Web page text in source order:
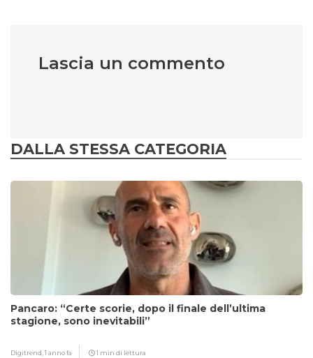
Lascia un commento
DALLA STESSA CATEGORIA
Pancaro: “Certe scorie, dopo il finale dell’ultima
stagione, sono inevitabili”
Digitrend,1 anno fa 1 min di lettura